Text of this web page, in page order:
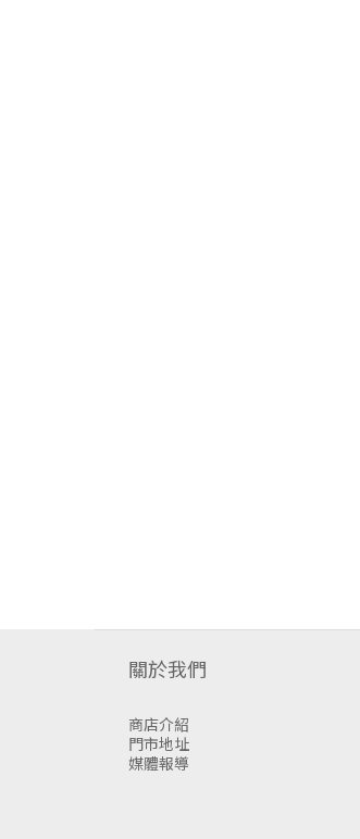
關於我們
商店介紹
門市地址
媒體報導